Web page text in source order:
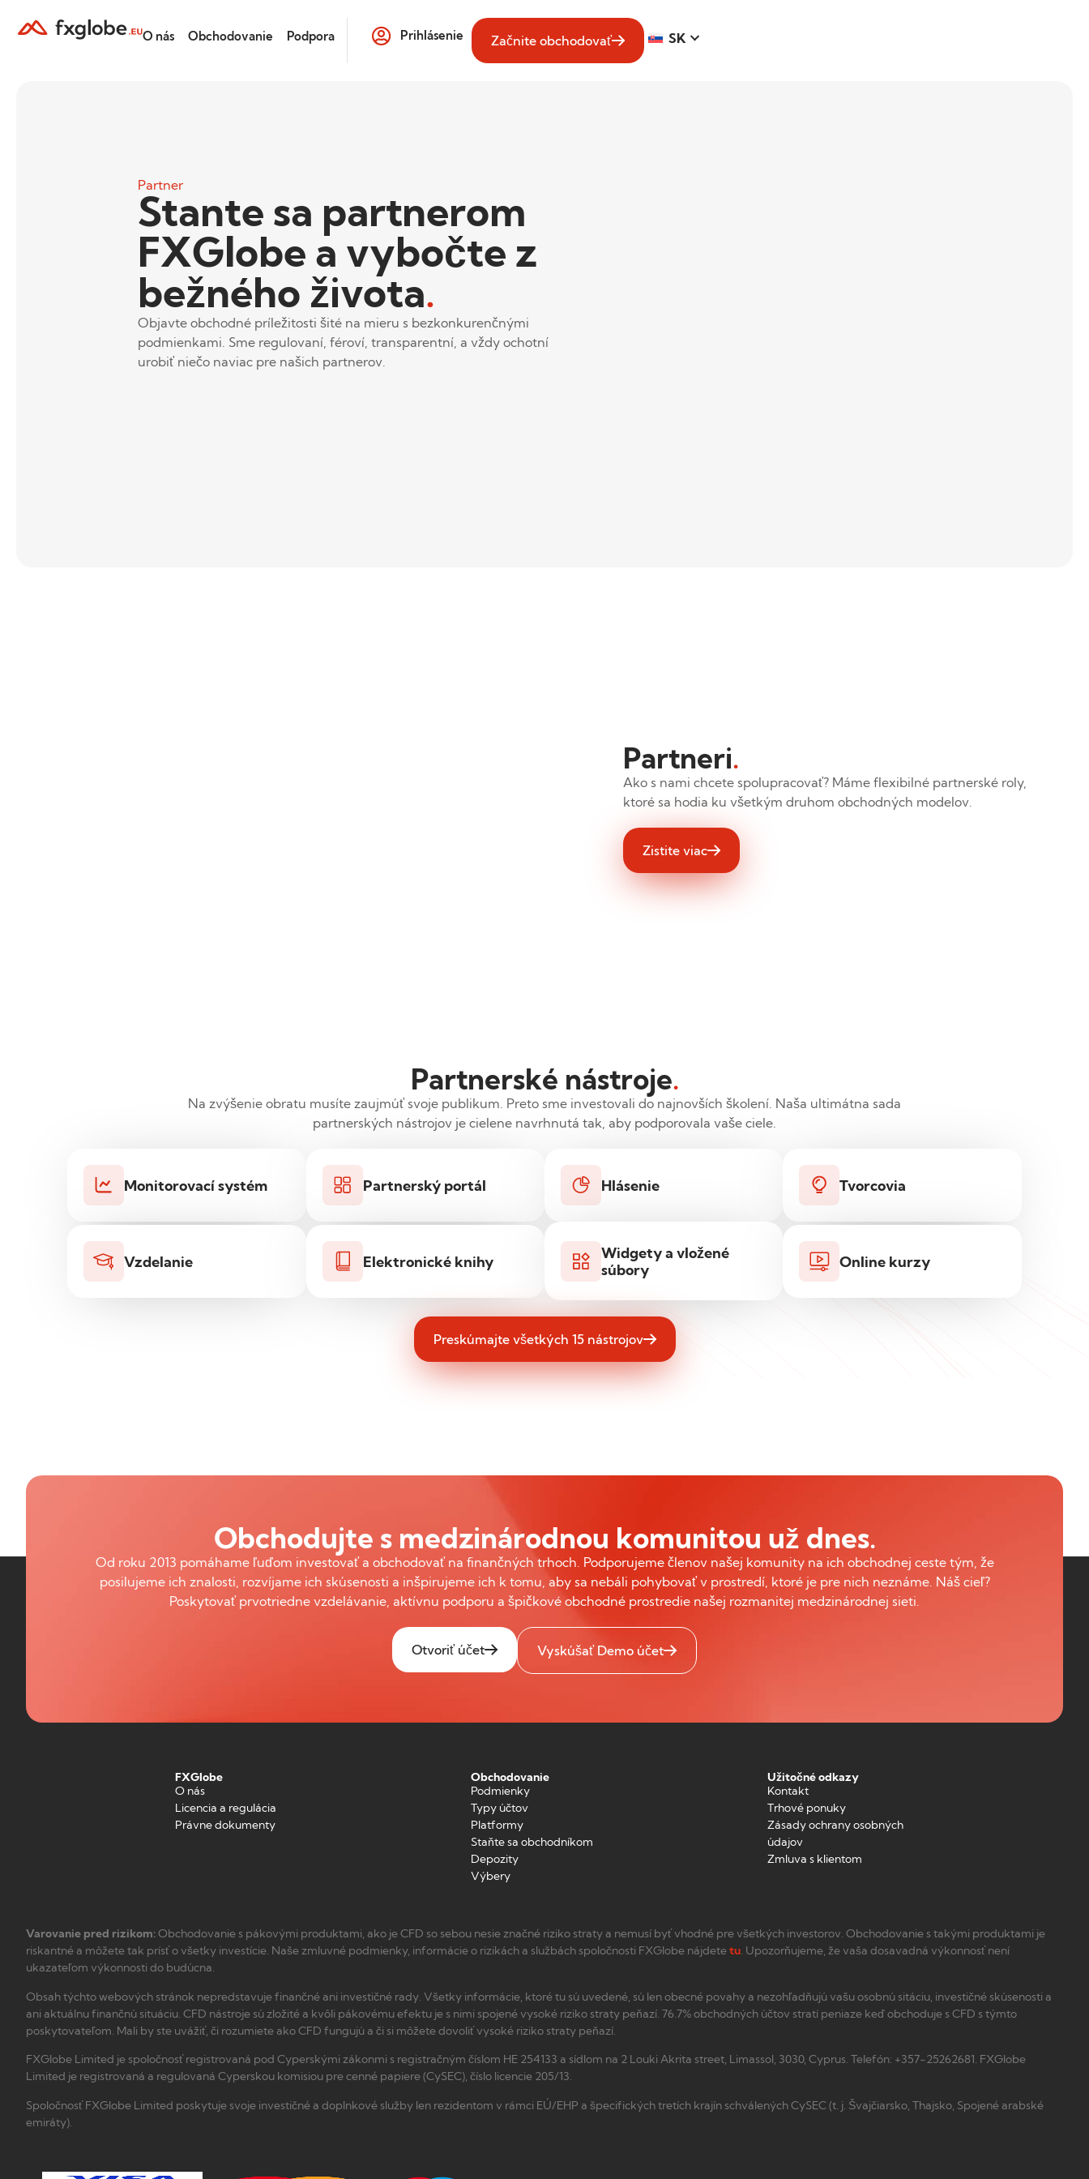
O nás Obchodovanie Podpora Prihlásenie Začnite obchodovať SK
Partner
Stante sa partnerom
FXGlobe a vybočte z
bežného života.
Objavte obchodné príležitosti šité na mieru s bezkonkurenčnými
podmienkami. Sme regulovaní, féroví, transparentní, a vždy ochotní
urobiť niečo naviac pre našich partnerov.
Partneri.
Ako s nami chcete spolupracovať? Máme flexibilné partnerské roly,
ktoré sa hodia ku všetkým druhom obchodných modelov.
Zistite viac
Partnerské nástroje.
Na zvýšenie obratu musíte zaujmúť svoje publikum. Preto sme investovali do najnovších školení. Naša ultimátna sada
partnerských nástrojov je cielene navrhnutá tak, aby podporovala vaše ciele.
Monitorovací systém Partnerský portál Hlásenie Tvorcovia
Vzdelanie Elektronické knihy
Widgety a vložené
súbory
Online kurzy
Preskúmajte všetkých 15 nástrojov
Obchodujte s medzinárodnou komunitou už dnes.
Od roku 2013 pomáhame ľuďom investovať a obchodovať na finančných trhoch. Podporujeme členov našej komunity na ich obchodnej ceste tým, že
posilujeme ich znalosti, rozvíjame ich skúsenosti a inšpirujeme ich k tomu, aby sa nebáli pohybovať v prostredí, ktoré je pre nich neznáme. Náš cieľ?
Poskytovať prvotriedne vzdelávanie, aktívnu podporu a špičkové obchodné prostredie našej rozmanitej medzinárodnej sieti.
Otvoriť účet Vyskúšať Demo účet
FXGlobe
O nás
Licencia a regulácia
Právne dokumenty
Obchodovanie
Podmienky
Typy účtov
Platformy
Staňte sa obchodníkom
Depozity
Výbery
Užitočné odkazy
Kontakt
Trhové ponuky
Zásady ochrany osobných
údajov
Zmluva s klientom
Varovanie pred rizikom:Obchodovanie s pákovými produktami, ako je CFD so sebou nesie značné riziko straty a nemusí byť vhodné pre všetkých investorov. Obchodovanie s takými produktami je
riskantné a môžete tak prísť o všetky investície. Naše zmluvné podmienky, informácie o rizikách a službách spoločnosti FXGlobe nájdetetu. Upozorňujeme, že vaša dosavadná výkonnosť není
ukazateľom výkonnosti do budúcna.
Obsah týchto webových stránok nepredstavuje finančné ani investičné rady. Všetky informácie, ktoré tu sú uvedené, sú len obecné povahy a nezohľadňujú vašu osobnú sitáciu, investičné skúsenosti a
ani aktuálnu finančnú situáciu. CFD nástroje sú zložité a kvôli pákovému efektu je s nimi spojené vysoké riziko straty peňazí. 76.7% obchodných účtov stratí peniaze keď obchoduje s CFD s týmto
poskytovateľom. Mali by ste uvážiť, či rozumiete ako CFD fungujú a či si môžete dovoliť vysoké riziko straty peňazí.
FXGlobe Limited je spoločnosť registrovaná pod Cyperskými zákonmi s registračným číslom HE 254133 a sídlom na 2 Louki Akrita street, Limassol, 3030, Cyprus. Telefón: +357-25262681. FXGlobe
Limited je registrovaná a regulovaná Cyperskou komisiou pre cenné papiere (CySEC), číslo licencie 205/13.
Spoločnosť FXGlobe Limited poskytuje svoje investičné a doplnkové služby len rezidentom v rámci EÚ/EHP a špecifických tretích krajín schválených CySEC (t. j. Švajčiarsko, Thajsko, Spojené arabské
emiráty).